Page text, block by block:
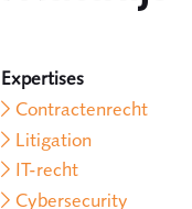
Expertises
Contractenrecht
Litigation
IT-recht
Cybersecurity